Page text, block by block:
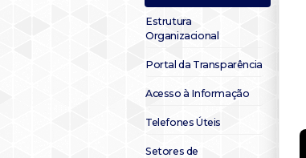
Estrutura
Organizacional
Portal da Transparência
Acesso à Informação
Telefones Úteis
Setores de